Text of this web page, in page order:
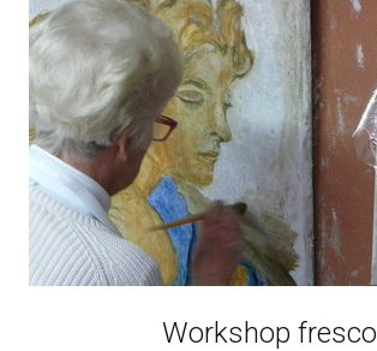
Workshop fresco